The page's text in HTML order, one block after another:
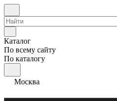
Каталог
По всему сайту
По каталогу
Москва